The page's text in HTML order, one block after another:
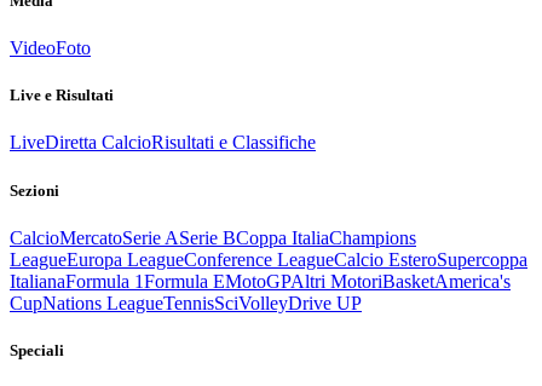
VideoFoto
Live e Risultati
LiveDiretta CalcioRisultati e Classifiche
Sezioni
CalcioMercatoSerie ASerie BCoppa ItaliaChampions
LeagueEuropa LeagueConference LeagueCalcio EsteroSupercoppa
ItalianaFormula 1Formula EMotoGPAltri MotoriBasketAmerica's
CupNations LeagueTennisSciVolleyDrive UP
Speciali